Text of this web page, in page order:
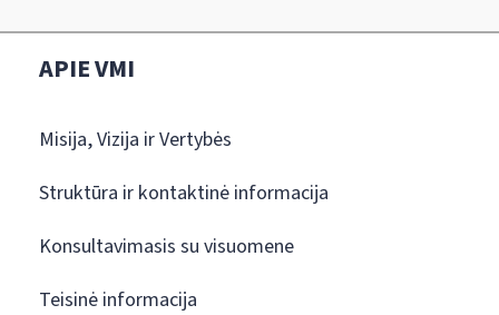
APIE VMI
Misija, Vizija ir Vertybės
Struktūra ir kontaktinė informacija
Konsultavimasis su visuomene
Teisinė informacija